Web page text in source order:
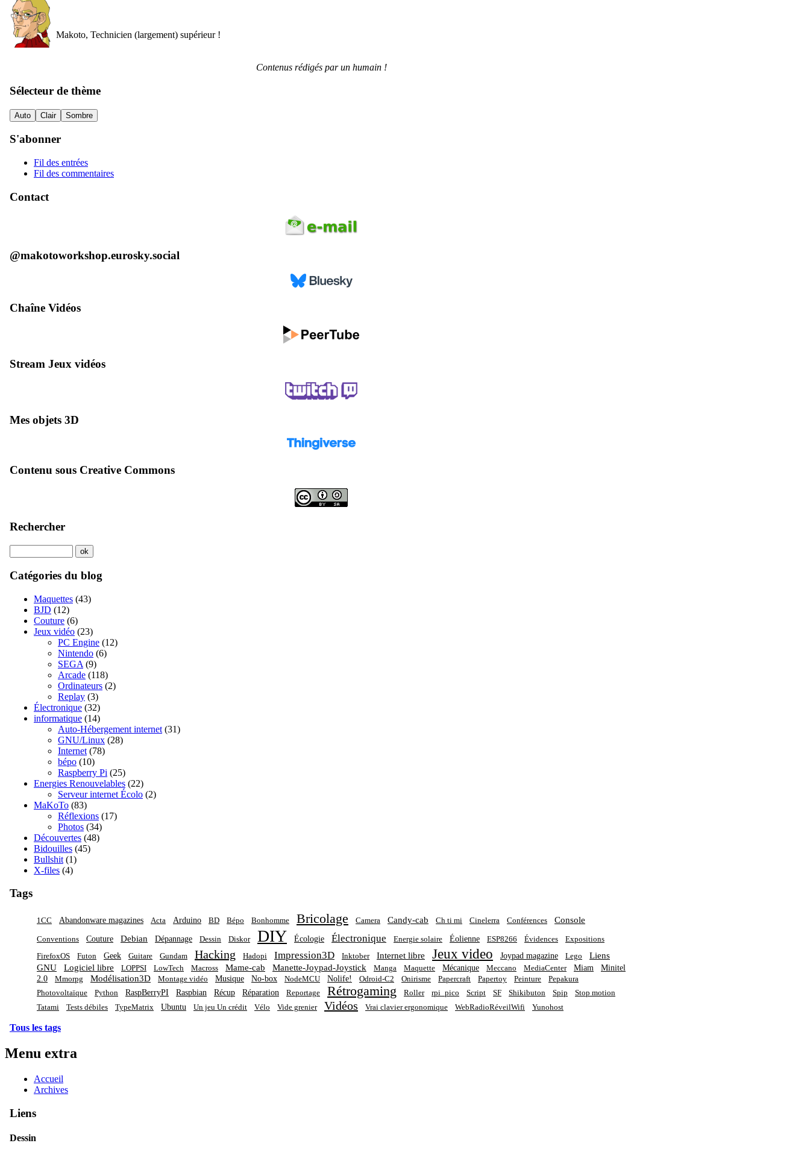
Makoto, Technicien (largement) supérieur !
Contenus rédigés par un humain !
Sélecteur de thème
Auto Clair Sombre
S'abonner
Fil des entrées
Fil des commentaires
Contact
@makotoworkshop.eurosky.social
Chaîne Vidéos
Stream Jeux vidéos
Mes objets 3D
Contenu sous Creative Commons
Rechercher
Catégories du blog
Maquettes (43)
BJD (12)
Couture (6)
Jeux vidéo (23)
PC Engine (12)
Nintendo (6)
SEGA (9)
Arcade (118)
Ordinateurs (2)
Replay (3)
Électronique (32)
informatique (14)
Auto-Hébergement internet (31)
GNU/Linux (28)
Internet (78)
bépo (10)
Raspberry Pi (25)
Energies Renouvelables (22)
Serveur internet Écolo (2)
MaKoTo (83)
Réflexions (17)
Photos (34)
Découvertes (48)
Bidouilles (45)
Bullshit (1)
X-files (4)
Tags
1CC Abandonware magazines Acta Arduino BD Bépo Bonhomme Bricolage Camera Candy-cab Ch ti mi Cinelerra Conférences Console
Conventions Couture Debian Dépannage Dessin Diskor DIY Écologie Électronique Energie solaire Éolienne ESP8266 Évidences
Expositions
FirefoxOS
Futon Geek Guitare Gundam Hacking Hadopi Impression3D Inktober Internet libre Jeux video Joypad magazine Lego
Liens
GNU
Logiciel libre LOPPSI LowTech Macross Mame-cab Manette-Joypad-Joystick Manga Maquette Mécanique Meccano MediaCenter Miam
Minitel
2.0
Mmorpg Modélisation3D Montage vidéo Musique No-box NodeMCU Nolife! Odroid-C2 Onirisme Papercraft Papertoy Peinture
Pepakura
Photovoltaïque
Python RaspBerryPI Raspbian Récup Réparation Reportage Rétrogaming Roller rpi_pico Script SF Shikibuton Spip
Stop motion
Tatami
Tests débiles TypeMatrix Ubuntu Un jeu Un crédit Vélo Vide grenier Vidéos Vrai clavier ergonomique WebRadioRéveilWifi Yunohost
Tous les tags
Menu extra
Accueil
Archives
Liens
Dessin